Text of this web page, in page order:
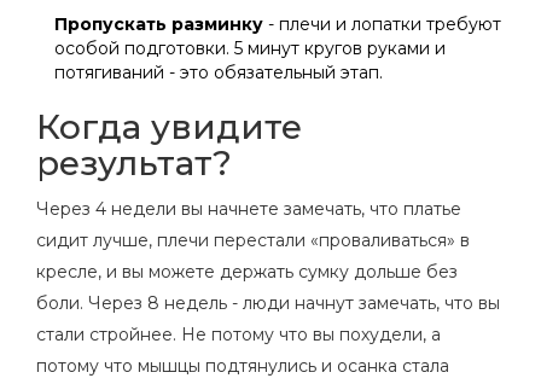
Пропускать разминку - плечи и лопатки требуют
особой подготовки. 5 минут кругов руками и
потягиваний - это обязательный этап.
Когда увидите
результат?
Через 4 недели вы начнете замечать, что платье
сидит лучше, плечи перестали «проваливаться» в
кресле, и вы можете держать сумку дольше без
боли. Через 8 недель - люди начнут замечать, что вы
стали стройнее. Не потому что вы похудели, а
потому что мышцы подтянулись и осанка стала